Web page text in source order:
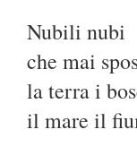
Nubili nubi
che mai
la terra i
il mare il